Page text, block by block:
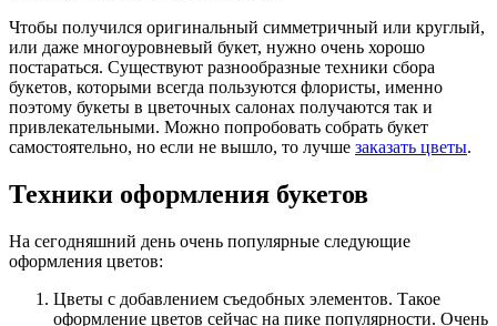
Чтобы получился оригинальный симметричный или круглый,
или даже многоуровневый букет, нужно очень хорошо
постараться. Существуют разнообразные техники сбора
букетов, которыми всегда пользуются флористы, именно
поэтому букеты в цветочных салонах получаются так и
привлекательными. Можно попробовать собрать букет
самостоятельно, но если не вышло, то лучше заказать цветы.
Техники оформления букетов
На сегодняшний день очень популярные следующие
оформления цветов:
Цветы с добавлением съедобных элементов. Такое
оформление цветов сейчас на пике популярности. Очень